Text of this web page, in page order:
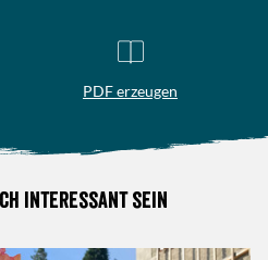
PDF erzeugen
interessant sein